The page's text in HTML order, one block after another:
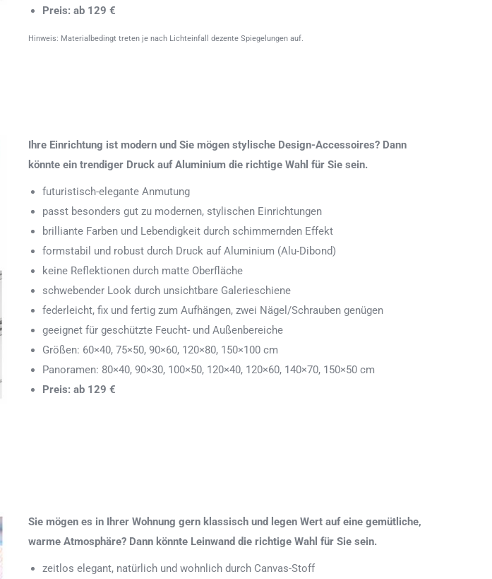
Preis: ab 129 €
Hinweis: Materialbedingt treten je nach Lichteinfall dezente Spiegelungen auf.
Ihre Einrichtung ist modern und Sie mögen stylische Design-Accessoires? Dann
könnte ein trendiger Druck auf Aluminium die richtige Wahl für Sie sein.
futuristisch-elegante Anmutung
passt besonders gut zu modernen, stylischen Einrichtungen
brilliante Farben und Lebendigkeit durch schimmernden Effekt
formstabil und robust durch Druck auf Aluminium (Alu-Dibond)
keine Reflektionen durch matte Oberfläche
schwebender Look durch unsichtbare Galerieschiene
federleicht, fix und fertig zum Aufhängen, zwei Nägel/Schrauben genügen
geeignet für geschützte Feucht- und Außenbereiche
Größen: 60×40, 75×50, 90×60, 120×80, 150×100 cm
Panoramen: 80×40, 90×30, 100×50, 120×40, 120×60, 140×70, 150×50 cm
Preis: ab 129 €
Sie mögen es in Ihrer Wohnung gern klassisch und legen Wert auf eine gemütliche,
warme Atmosphäre? Dann könnte Leinwand die richtige Wahl für Sie sein.
zeitlos elegant, natürlich und wohnlich durch Canvas-Stoff